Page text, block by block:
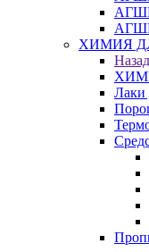
ХИМИЯ
Назад
Лаки